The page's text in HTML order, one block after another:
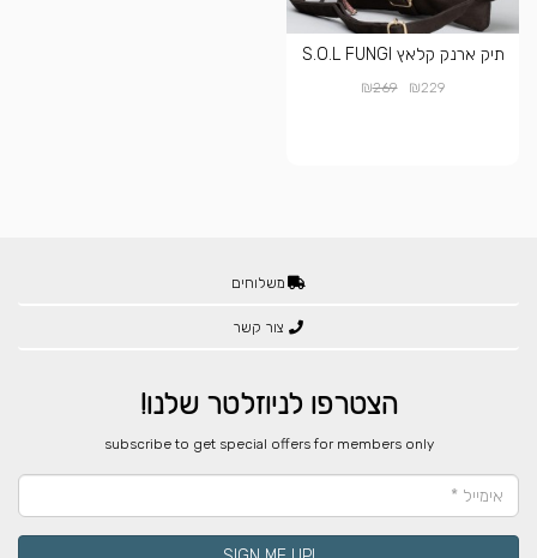
תיק ארנק קלאץ S.O.L FUNGI
₪229
₪269
משלוחים
צור קשר
הצטרפו לניוזלטר שלנו!
​subscribe to get special offers for members only